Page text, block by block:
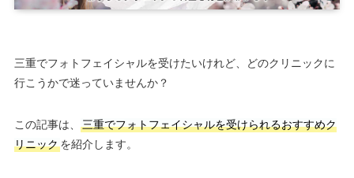
三重でフォトフェイシャルを受けたいけれど、どのクリニックに
行こうかで迷っていませんか？
この記事は、
三重でフォトフェイシャルを受けられるおすすめク
リニックを紹介します。